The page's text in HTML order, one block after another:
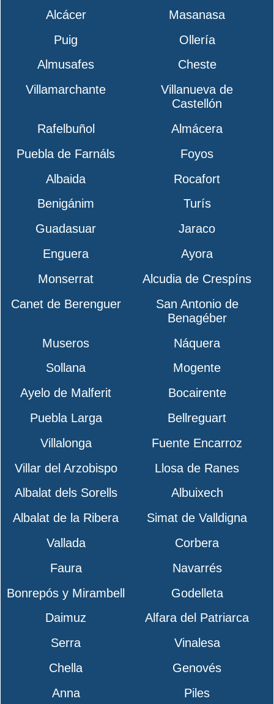
Alcácer
Masanasa
Puig
Ollería
Almusafes
Cheste
Villamarchante
Villanueva de
Castellón
Rafelbuñol
Almácera
Puebla de Farnáls
Foyos
Albaida
Rocafort
Benigánim
Turís
Guadasuar
Jaraco
Enguera
Ayora
Monserrat
Alcudia de Crespíns
Canet de Berenguer
San Antonio de
Benagéber
Museros
Náquera
Sollana
Mogente
Ayelo de Malferit
Bocairente
Puebla Larga
Bellreguart
Villalonga
Fuente Encarroz
Villar del Arzobispo
Llosa de Ranes
Albalat dels Sorells
Albuixech
Albalat de la Ribera
Simat de Valldigna
Vallada
Corbera
Faura
Navarrés
Bonrepós y Mirambell
Godelleta
Daimuz
Alfara del Patriarca
Serra
Vinalesa
Chella
Genovés
Anna
Piles